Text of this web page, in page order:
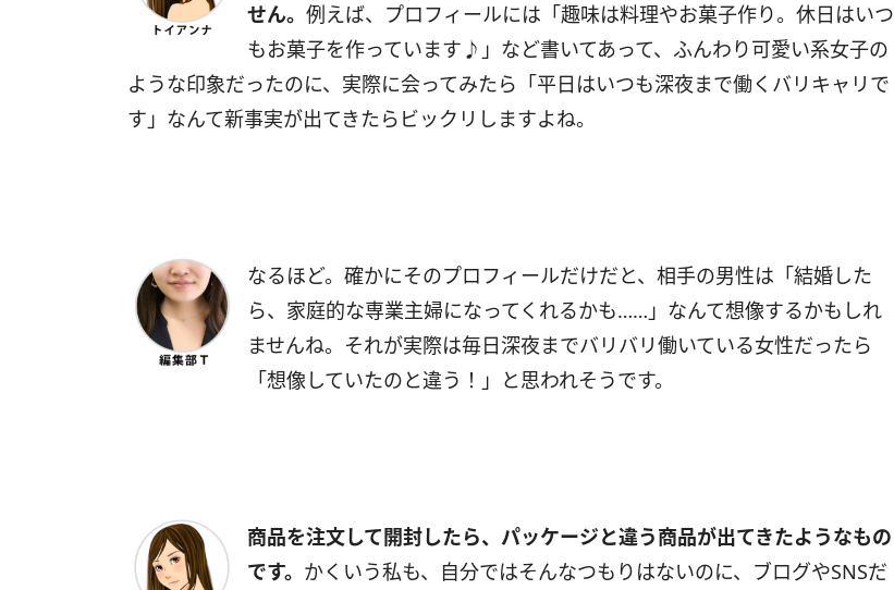
せん。 例えば、プロフィールには「趣味は料理やお菓子作り。休日はいつ
もお菓子を作っています♪」など書いてあって、ふんわり可愛い系女子の
ような印象だったのに、実際に会ってみたら「平日はいつも深夜まで働くバリキャリで
す」なんて新事実が出てきたらビックリしますよね。
なるほど。確かにそのプロフィールだけだと、相手の男性は「結婚した
ら、家庭的な専業主婦になってくれるかも……」なんて想像するかもしれ
ませんね。それが実際は毎日深夜までバリバリ働いている女性だったら
「想像していたのと違う！」と思われそうです。
商品を注文して開封したら、パッケージと違う商品が出てきたようなもの
です。 かくいう私も、自分ではそんなつもりはないのに、ブログやSNSだ